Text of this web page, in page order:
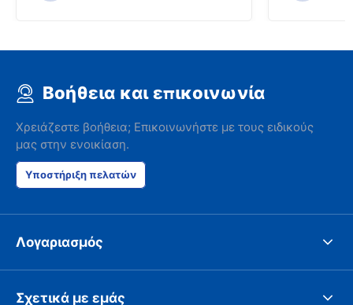
Βοήθεια και επικοινωνία
Χρειάζεστε βοήθεια; Επικοινωνήστε με τους ειδικούς
μας στην ενοικίαση.
Υποστήριξη πελατών
Λογαριασμός
Σχετικά με εμάς